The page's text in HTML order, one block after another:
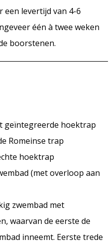
een levertijd van 4-6
één à twee weken
boorstenen.
hoektrap
Romeinse trap
hoektrap
(met overloop aan
zwembad met
waarvan de eerste de
inneemt. Eerste trede